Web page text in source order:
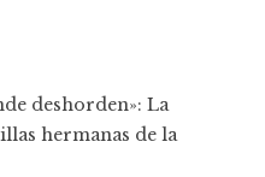
deshorden»: La
hermanas de la